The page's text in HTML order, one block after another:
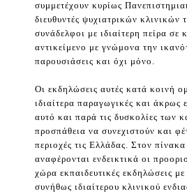
συμμετέχουν κυρίως
διευθυντές ψυχιατρικών
συνάδελφοι με ιδιαίτερη πείρα σε
αντικείμενο με γνώμονα την
παρουσιάσεις και όχι μόνο.
Οι εκδηλώσεις αυτές κατά κοινή
ιδιαίτερα παραγωγικές και άκρως
αυτό και παρά τις δυσκολίες των
προσπάθεια να συνεχιστούν και
περιοχές τις Ελλάδας. Στον
αναφέρονται ενδεικτικά οι
χώρα εκπαιδευτικές εκδηλώσεις
συνήθως ιδιαίτερου κλινικού